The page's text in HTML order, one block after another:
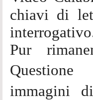
chiavi di
Pur
immagini